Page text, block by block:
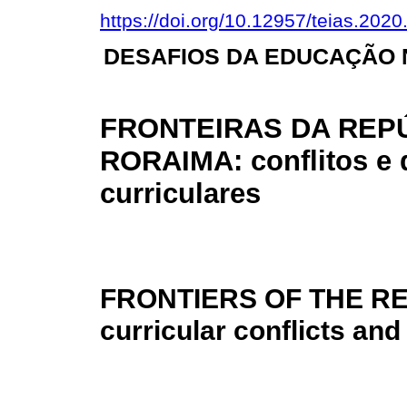
https://doi.org/10.12957/
DESAFIOS DA EDUCAÇÃO
FRONTEIRAS DA
RORAIMA: conflitos e
curriculares
FRONTIERS OF THE
curricular conflicts and